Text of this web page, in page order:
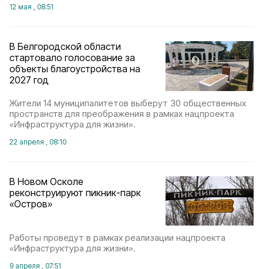
12 мая , 08:51
В Белгородской области
стартовало голосование за
объекты благоустройства на
2027 год
Жители 14 муниципалитетов выберут 30 общественных
пространств для преображения в рамках нацпроекта
«Инфраструктура для жизни».
22 апреля , 08:10
В Новом Осколе
реконструируют пикник-парк
«Остров»
Работы проведут в рамках реализации нацпроекта
«Инфраструктура для жизни».
9 апреля , 07:51